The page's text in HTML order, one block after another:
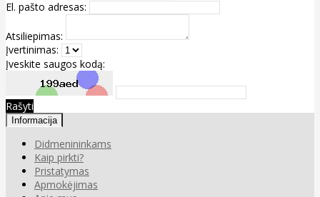
El. pašto adresas:
Atsiliepimas:
Įvertinimas:
Įveskite saugos kodą:
Rašyti
Informacija
Didmenininkams
Kaip pirkti?
Pristatymas
Apmokėjimas